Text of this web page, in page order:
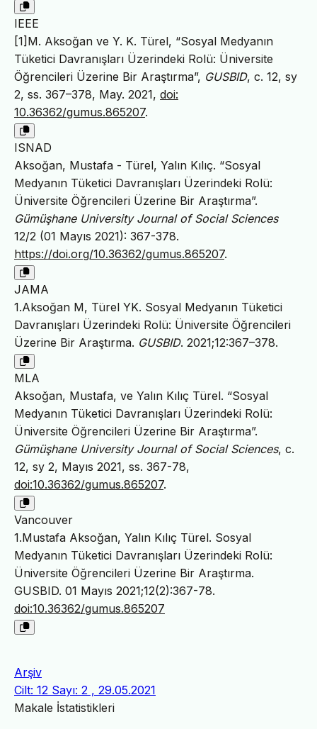
IEEE
[1]M. Aksoğan ve Y. K. Türel, “Sosyal Medyanın
Tüketici Davranışları Üzerindeki Rolü: Üniversite
Öğrencileri Üzerine Bir Araştırma”, GUSBID, c. 12, sy
2, ss. 367–378, May. 2021, doi:
10.36362/gumus.865207.
ISNAD
Aksoğan, Mustafa - Türel, Yalın Kılıç. “Sosyal
Medyanın Tüketici Davranışları Üzerindeki Rolü:
Üniversite Öğrencileri Üzerine Bir Araştırma”.
Gümüşhane University Journal of Social Sciences
12/2 (01 Mayıs 2021): 367-378.
https://doi.org/10.36362/gumus.865207.
JAMA
1.Aksoğan M, Türel YK. Sosyal Medyanın Tüketici
Davranışları Üzerindeki Rolü: Üniversite Öğrencileri
Üzerine Bir Araştırma. GUSBID. 2021;12:367–378.
MLA
Aksoğan, Mustafa, ve Yalın Kılıç Türel. “Sosyal
Medyanın Tüketici Davranışları Üzerindeki Rolü:
Üniversite Öğrencileri Üzerine Bir Araştırma”.
Gümüşhane University Journal of Social Sciences, c.
12, sy 2, Mayıs 2021, ss. 367-78,
doi:10.36362/gumus.865207.
Vancouver
1.Mustafa Aksoğan, Yalın Kılıç Türel. Sosyal
Medyanın Tüketici Davranışları Üzerindeki Rolü:
Üniversite Öğrencileri Üzerine Bir Araştırma.
GUSBID. 01 Mayıs 2021;12(2):367-78.
doi:10.36362/gumus.865207
Arşiv
Cilt: 12 Sayı: 2 , 29.05.2021
Makale İstatistikleri